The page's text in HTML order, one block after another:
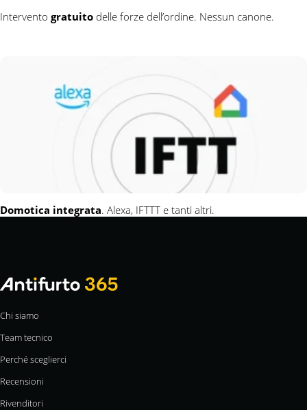
Intervento gratuito delle forze dell’ordine. Nessun canone.
Domotica integrata. Alexa, IFTTT e tanti altri.
Chi siamo
Team tecnico
Perché sceglierci
Recensioni
Rivenditori